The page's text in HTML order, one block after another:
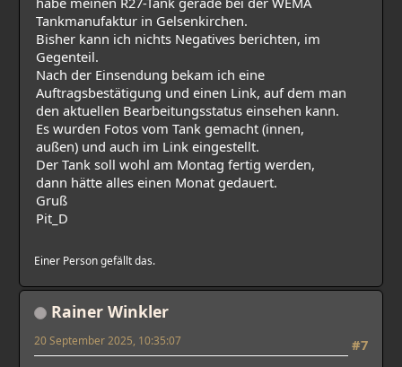
Tankmanufaktur in Gelsenkirchen.
Bisher kann ich nichts Negatives berichten, im
Gegenteil.
Nach der Einsendung bekam ich eine
Auftragsbestätigung und einen Link, auf dem man
den aktuellen Bearbeitungsstatus einsehen kann.
Es wurden Fotos vom Tank gemacht (innen,
außen) und auch im Link eingestellt.
Der Tank soll wohl am Montag fertig werden,
dann hätte alles einen Monat gedauert.
Gruß
Pit_D
Einer Person gefällt das.
Rainer Winkler
#7
20 September 2025, 10:35:07